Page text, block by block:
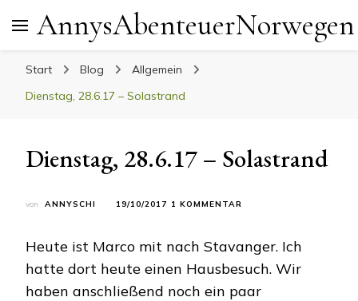
AnnysAbenteuerNorwegen
Start Blog
Allgemein
Dienstag, 28.6.17 – Solastrand
Dienstag, 28.6.17 – Solastrand
von ANNYSCHI 19/10/2017 1 KOMMENTAR
–
Heute ist Marco mit nach Stavanger. Ich
hatte dort heute einen Hausbesuch. Wir
haben anschließend noch ein paar